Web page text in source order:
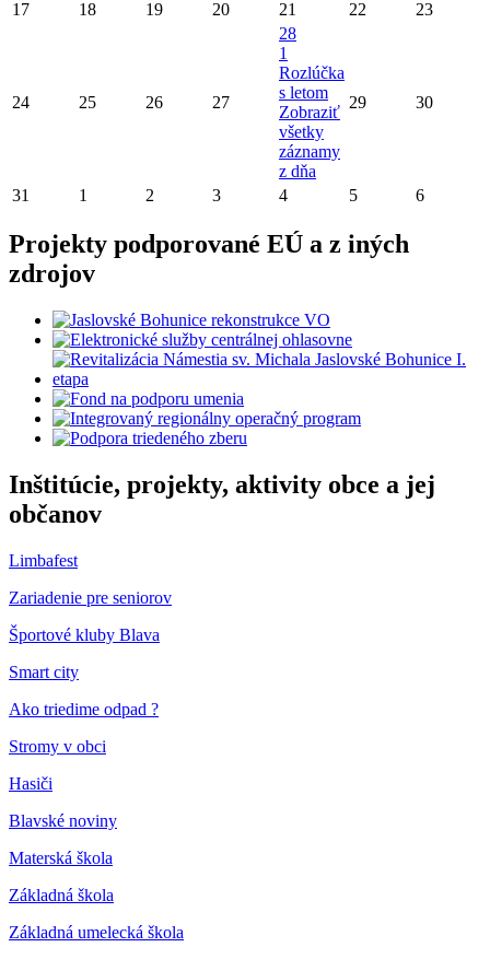
17 18 19 20 21 22 23
24 25 26 27
28
1
Rozlúčka
s letom
Zobraziť
všetky
záznamy
z dňa
29 30
31 1 2 3 4 5 6
Projekty podporované EÚ a z iných
zdrojov
Inštitúcie, projekty, aktivity obce a jej
občanov
Limbafest
Zariadenie pre seniorov
Športové kluby Blava
Smart city
Ako triedime odpad ?
Stromy v obci
Hasiči
Blavské noviny
Materská škola
Základná škola
Základná umelecká škola